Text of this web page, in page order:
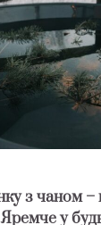
з чаном –
у